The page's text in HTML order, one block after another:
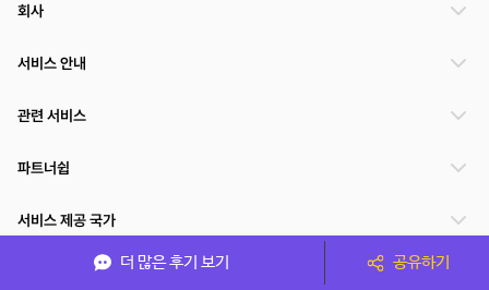
더 많은 후기 보기 공유하기
회사
서비스 안내
관련 서비스
파트너쉽
서비스 제공 국가